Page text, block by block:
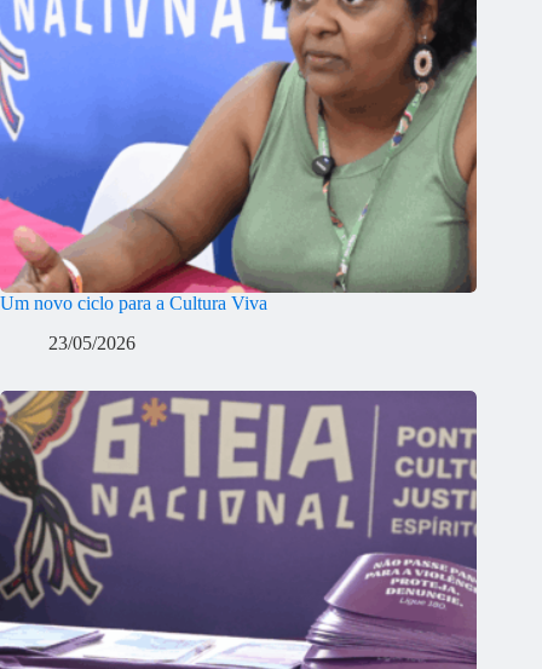
Um novo ciclo para a Cultura Viva
23/05/2026